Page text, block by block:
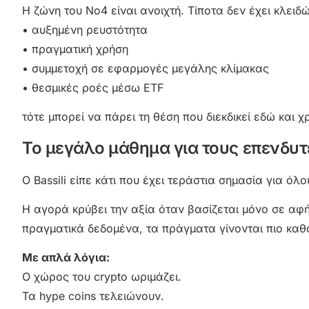
Η ζώνη του Νο4 είναι ανοιχτή. Τίποτα δεν έχει
• αυξημένη ρευστότητα
• πραγματική χρήση
• συμμετοχή σε εφαρμογές μεγάλης κλίμακας
• θεσμικές ροές μέσω ETF
τότε μπορεί να πάρει τη θέση που διεκδικεί εδώ και
Το μεγάλο μάθημα για τους
Ο Bassili είπε κάτι που έχει τεράστια σημασία για
Η αγορά κρύβει την αξία όταν βασίζεται μόνο σε
πραγματικά δεδομένα, τα πράγματα γίνονται πιο
Με απλά λόγια:
Ο χώρος του crypto ωριμάζει.
Τα hype coins τελειώνουν.